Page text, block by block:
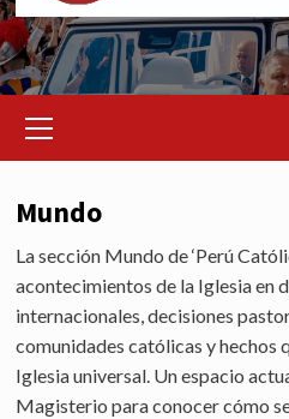
Menu
Mundo
La sección Mundo de ‘Perú
acontecimientos de la Iglesia en
internacionales, decisiones
comunidades católicas y hechos
Iglesia universal. Un espacio
Magisterio para conocer cómo